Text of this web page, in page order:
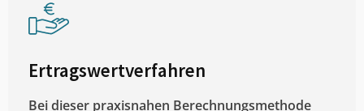
Ertragswertverfahren
Bei dieser praxisnahen Berechnungsmethode